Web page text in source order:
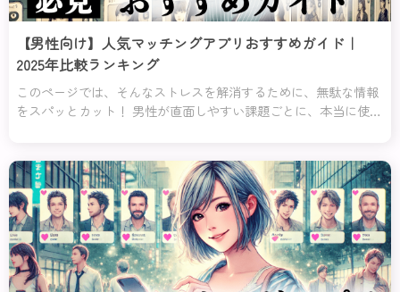
【男性向け】人気マッチングアプリおすすめガイド｜
2025年比較ランキング
このページでは、そんなストレスを解消するために、無駄な情報
をスパッとカット！ 男性が直面しやすい課題ごとに、本当に使え
分にピッタリのアプリが見つかるはずよ！